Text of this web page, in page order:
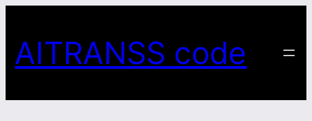
content
AITRANSS code